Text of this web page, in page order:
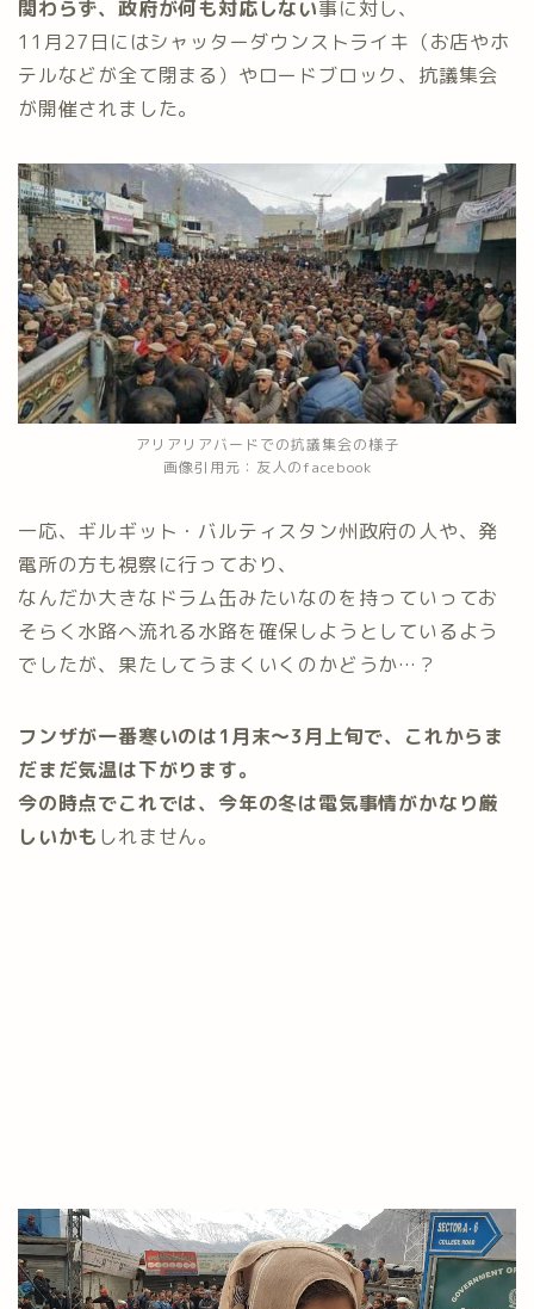
関わらず、政府が何も対応しない事に対し、
11月27日にはシャッターダウンストライキ（お店やホ
テルなどが全て閉まる）やロードブロック、抗議集会
が開催されました。
アリアリアバードでの抗議集会の様子
画像引用元：友人のfacebook
一応、ギルギット・バルティスタン州政府の人や、発
電所の方も視察に行っており、
なんだか大きなドラム缶みたいなのを持っていってお
そらく水路へ流れる水路を確保しようとしているよう
でしたが、果たしてうまくいくのかどうか…？
フンザが一番寒いのは1月末〜3月上旬で、これからま
だまだ気温は下がります。
今の時点でこれでは、今年の冬は電気事情がかなり厳
しいかも しれません。